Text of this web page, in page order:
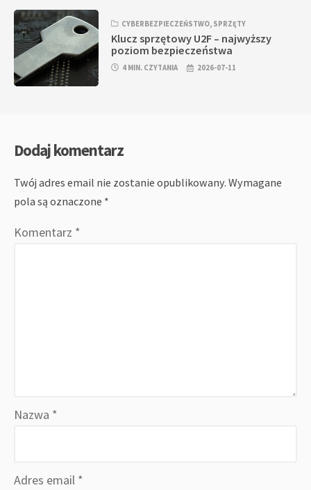
CYBERBEZPIECZEŃSTWO, SPRZĘTY
Klucz sprzętowy U2F – najwyższy
poziom bezpieczeństwa
4 MIN. CZYTANIA 2026-07-11
Dodaj komentarz
Twój adres email nie zostanie opublikowany. Wymagane
pola są oznaczone *
Komentarz *
Nazwa *
Adres email *